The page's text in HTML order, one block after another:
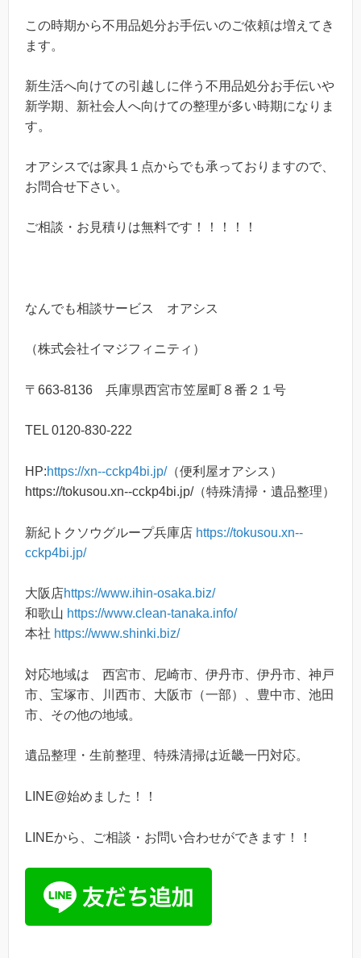
この時期から不用品処分お手伝いのご依頼は増えてき
ます。
新生活へ向けての引越しに伴う不用品処分お手伝いや
新学期、新社会人へ向けての整理が多い時期になりま
す。
オアシスでは家具１点からでも承っておりますので、
お問合せ下さい。
ご相談・お見積りは無料です！！！！！
なんでも相談サービス オアシス
（株式会社イマジフィニティ）
〒663-8136 兵庫県西宮市笠屋町８番２１号
TEL 0120-830-222
HP:https://xn--cckp4bi.jp/（便利屋オアシス）
https://tokusou.xn--cckp4bi.jp/（特殊清掃・遺品整理）
新紀トクソウグループ兵庫店 https://tokusou.xn--
cckp4bi.jp/
大阪店https://www.ihin-osaka.biz/
和歌山 https://www.clean-tanaka.info/
本社 https://www.shinki.biz/
対応地域は 西宮市、尼崎市、伊丹市、伊丹市、神戸
市、宝塚市、川西市、大阪市（一部）、豊中市、池田
市、その他の地域。
遺品整理・生前整理、特殊清掃は近畿一円対応。
LINE@始めました！！
LINEから、ご相談・お問い合わせができます！！